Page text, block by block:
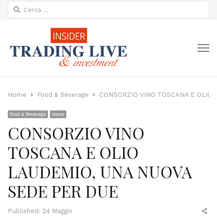
Ricerca
per:
Home Food & Beverage CONSORZIO VINO TOSCANA E OLIO
Food & Beverage News
CONSORZIO VINO
TOSCANA E OLIO
LAUDEMIO, UNA NUOVA
SEDE PER DUE
Published: 24 Maggio